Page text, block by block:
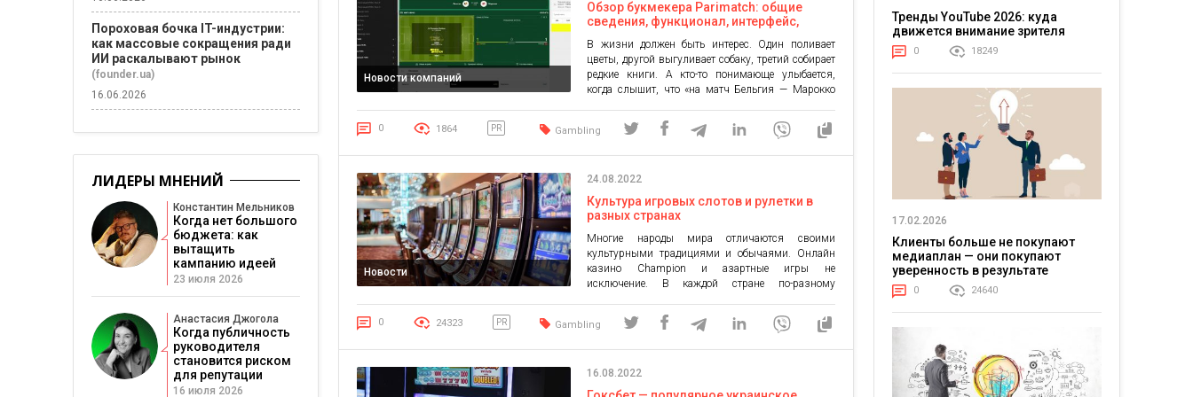
Новости компаний
Обзор букмекера Parimatch: общие
сведения, функционал, интерфейс,
В жизни должен быть интерес. Один поливает
цветы, другой выгуливает собаку, третий собирает
редкие книги. А кто-то понимающе улыбается,
когда слышит, что «на матч Бельгия — Марокко
Такой человек не желает без труда разбогатеть, он
умный, его не привлекают сказки для наивных.
0 1864 PR Gambling
Новости
24.08.2022
Культура игровых слотов и рулетки в
разных странах
Многие народы мира отличаются своими
культурными традициями и обычаями. Онлайн
казино Champion и азартные игры не
исключение. В каждой стране по-разному
статьи мы разберем отношение к азарту в разных
странах. Особенности Виртуальные онлайн клубы
ставки, а кому-то […]
0 24323 PR Gambling
16.08.2022
Пороховая бочка IT-индустрии:
как массовые сокращения ради
ИИ раскалывают рынок
(founder.ua)
16.06.2026
ЛИДЕРЫ МНЕНИЙ
Константин Мельников
Когда нет большого
бюджета: как
вытащить
кампанию идеей
23 июля 2026
Анастасия Джогола
Когда публичность
руководителя
становится риском
для репутации
16 июля 2026
Тренды YouTube 2026: куда
движется внимание зрителя
0 18249
17.02.2026
Клиенты больше не покупают
медиаплан — они покупают
уверенность в результате
0 24640